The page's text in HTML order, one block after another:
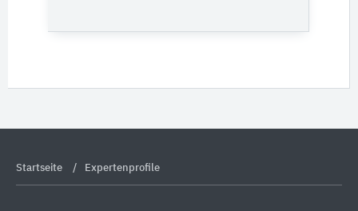
Startseite Expertenprofile